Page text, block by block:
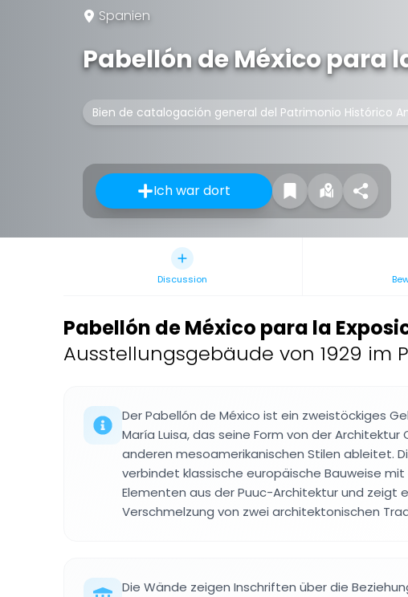
Spanien
Pabellón de México para
Bien de catalogación general del Patrimonio Histórico
Ich war dort
Discussion
Pabellón de México para la
Ausstellungsgebäude von 1929 im
Der Pabellón de México ist ein zweistöckiges
María Luisa, das seine Form von der Architektur
anderen mesoamerikanischen Stilen ableitet.
verbindet klassische europäische Bauweise
Elementen aus der Puuc-Architektur und zeigt
Verschmelzung von zwei architektonischen
Die Wände zeigen Inschriften über die